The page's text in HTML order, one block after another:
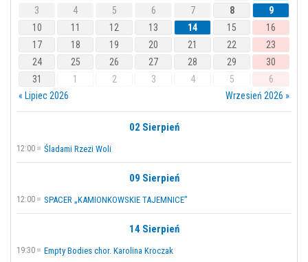
3
4 5 6 7 8
9
10
11 12 13 14 15
16
17
18 19 20 21 22
23
24
25 26 27 28 29
30
31
1 2 3 4 5
6
« Lipiec 2026
Wrzesień 2026 »
02 Sierpień
12:00 Śladami Rzezi Woli
09 Sierpień
12:00 SPACER „KAMIONKOWSKIE TAJEMNICE”
14 Sierpień
19:30 Empty Bodies chor. Karolina Kroczak